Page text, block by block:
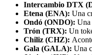
Intercambio DTX
Etena (ENA): Una
Ondó (ONDO): Una
Trón (TRX): Un
Chiliz (CHZ):
Gala (GALA): Una